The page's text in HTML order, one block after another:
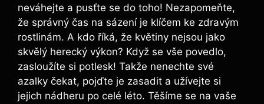
neváhejte a⁢ pusťte se ​do toho! Nezapomeňte,
že správný ⁤čas na sázení je klíčem ke⁣ zdravým
⁣rostlinám. A ​kdo‍ říká, že květiny‌ nejsou jako
skvělý herecký ‍výkon?⁤ Když se vše povedlo,
zasloužíte si potlesk!​ Takže nenechte své
azalky čekat, pojďte je zasadit a ​užívejte si
⁤jejich nádheru po‍ celé léto. Těšíme se na⁤ vaše